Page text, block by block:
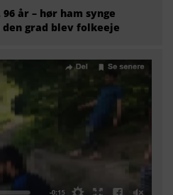
år – hør ham synge
grad blev folkeeje